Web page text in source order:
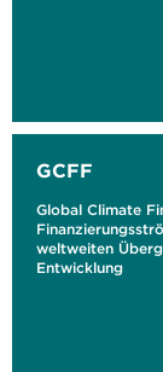
GCFF
Global Climate
weltweiten
Entwicklung